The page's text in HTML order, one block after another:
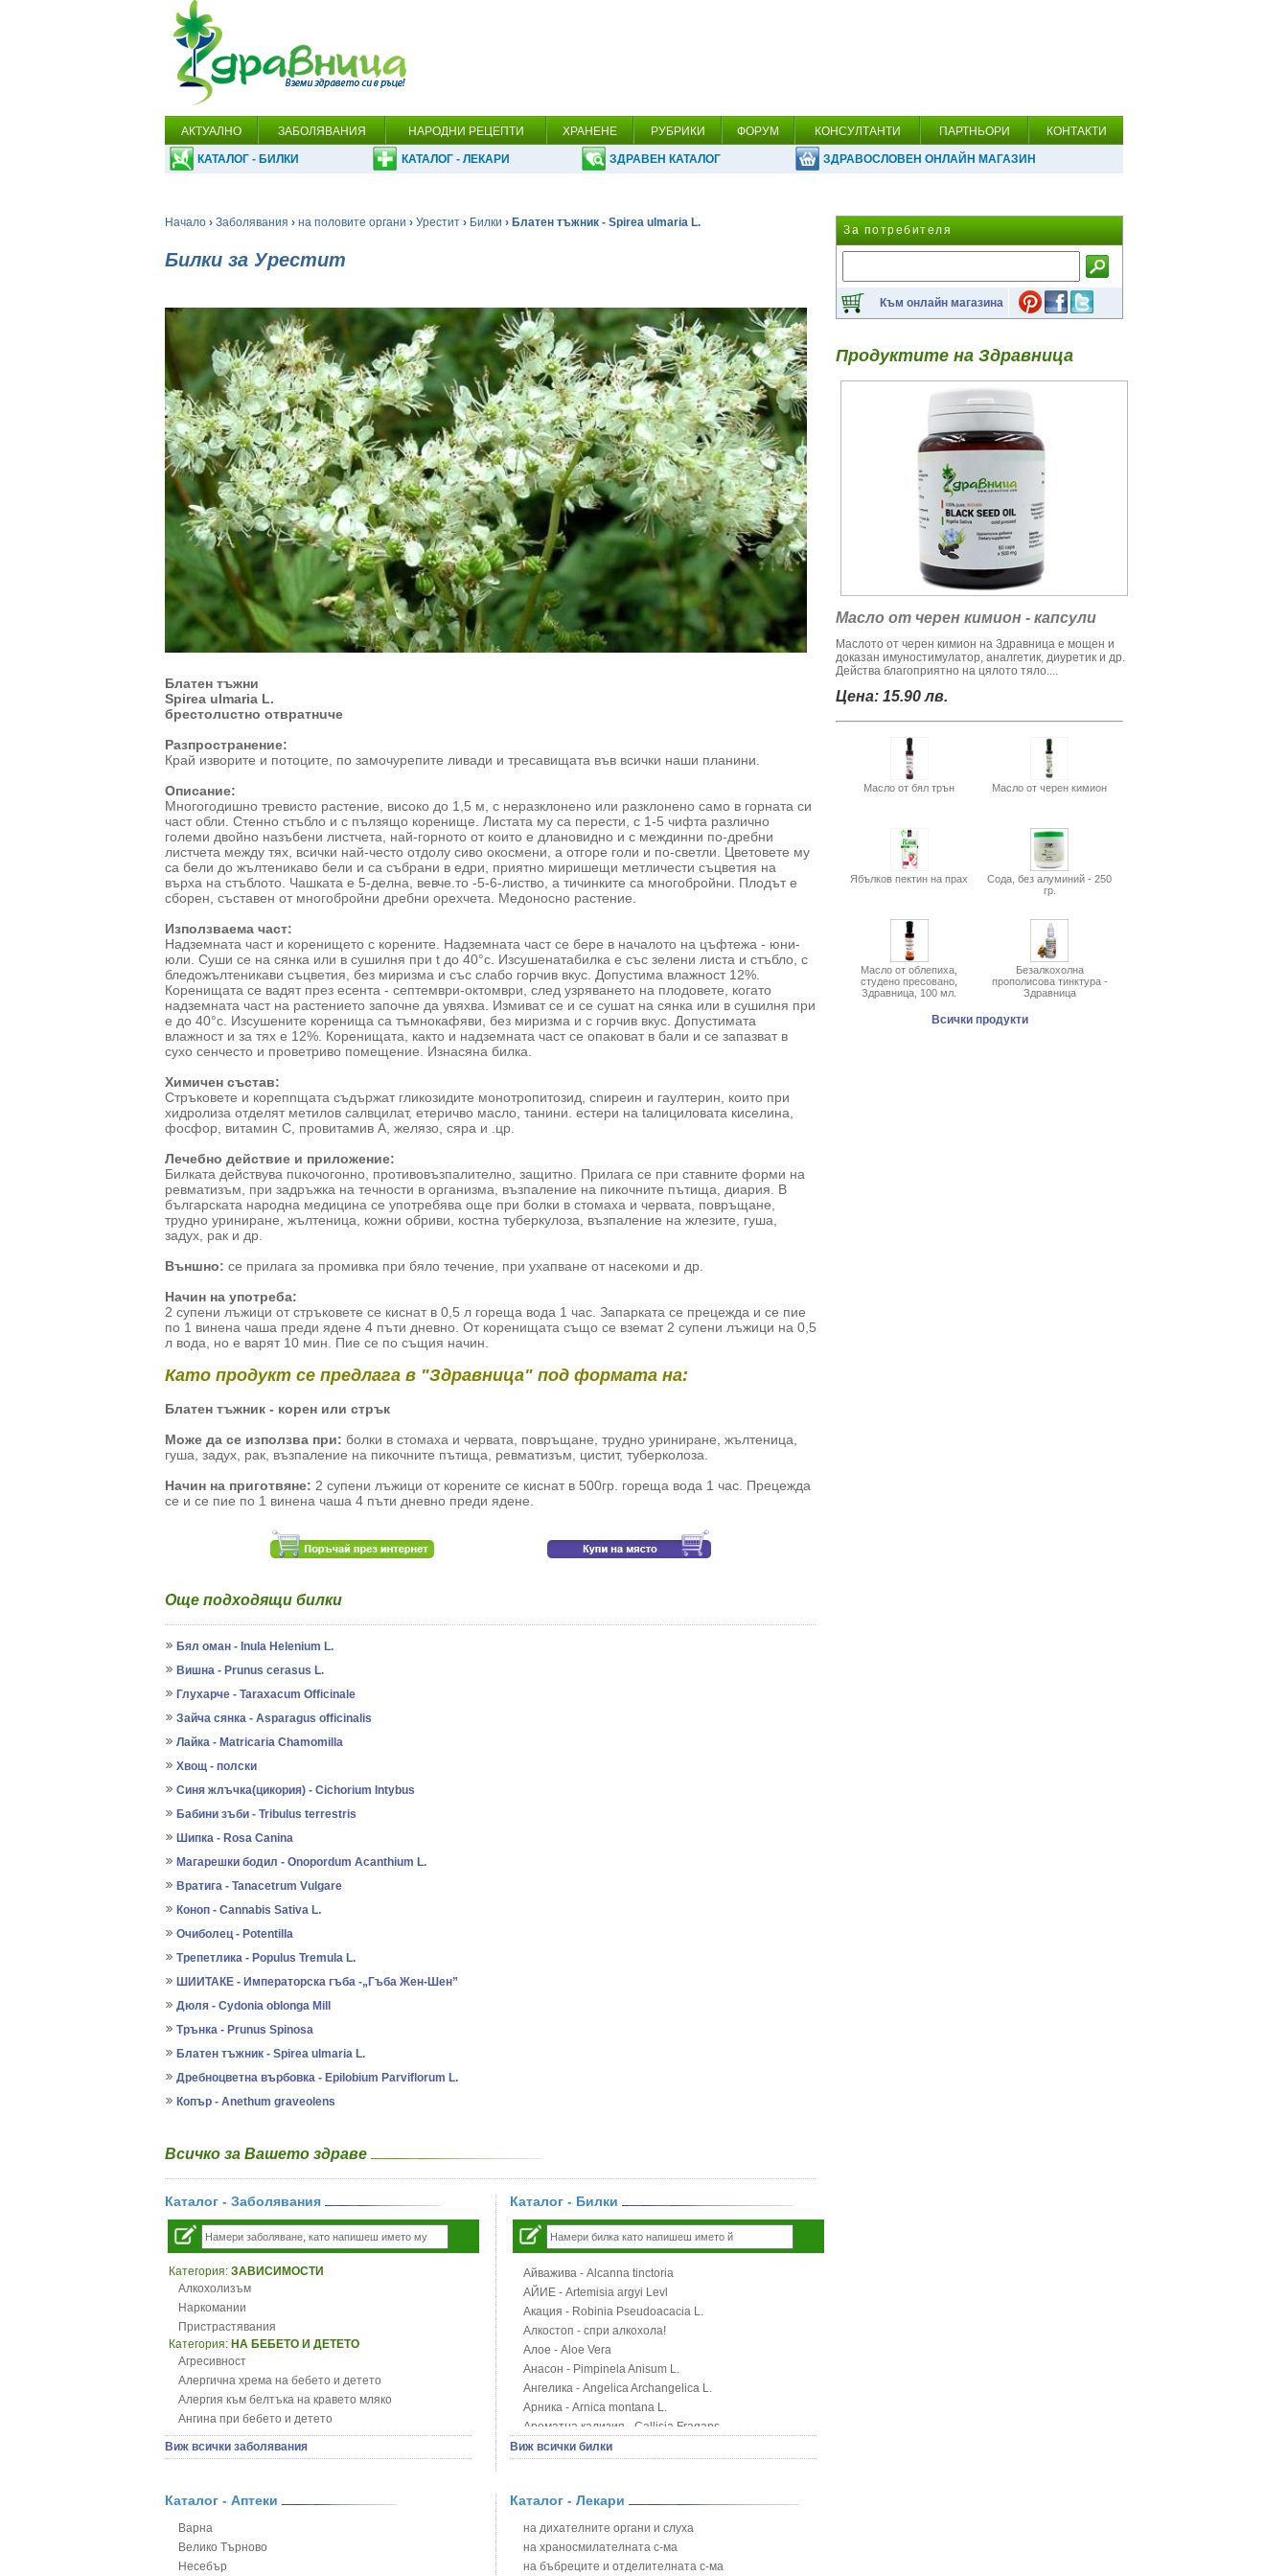
АКТУАЛНО ЗАБОЛЯВАНИЯ НАРОДНИ РЕЦЕПТИ ХРАНЕНЕ РУБРИКИ ФОРУМ КОНСУЛТАНТИ ПАРТНЬОРИ КОНТАКТИ
КАТАЛОГ - БИЛКИ КАТАЛОГ - ЛЕКАРИ ЗДРАВЕН КАТАЛОГ ЗДРАВОСЛОВЕН ОНЛАЙН МАГАЗИН
Начало › Заболявания › на половите органи › Урестит › Билки › Блатен тъжник - Spirea ulmaria L.
Билки за Урестит
Блатен тъжни
Spirea ulmaria L.
брестолuстно отвратнuче
Разпространение:
Край изворите и потоците, по замо­чурепите ливади и тресавищата във всички наши планини.
Описание:
Многогодишно тревисто растение, високо до 1,5 м, с неразклонено или разклонено само в горната си
част обли. Стенно стъбло и с пълзящо коренище. Листата му са перести, с 1-5 чифта различно
големи двойно назъбени листчета, най-горното от които е длановидно и с междинни по-дребни
листчета между тях, всички най-често отдолу сиво окосмени, а отгоре голи и по-светли. Цветовете му
са бели до жълтеникаво бели и са събрани в едри, приятно миришещи метличести съцветия на
върха на стъблото. Чашката е 5-делна, вевче.то -5-6-листво, а тичинките са многобройни. Плодът е
сборен, съставен от многобройни дребни орехчета. Медоносно растение.
Използваема част:
Надземната част и коренището с корените. Надземната част се бере в началото на цъфтежа - юни­
юли. Суши се на сянка или в сушилня при t до 40°с. Изсушенатабилка е със зелени листа и стъбло, с
бледожълтеникави съцветия, без миризма и със слабо горчив вкус. Допустима влажност 12%.
Коренищата се вадят през есента - септември-октомври, след узряването на плодовете, когато
надземната част на растението започне да увяхва. Измиват се и се сушат на сянка или в сушилня при
е до 40°с. Изсушените коренища са тъмнокафяви, без миризма и с горчив вкус. Допустимата
влажност и за тях е 12%. Коренищата, както и надземната част се опаковат в бали и се запазват в
сухо сенчесто и проветриво помещение. Изнасяна билка.
Химичен състав:
Стръковете и корепnщата съдържат гликозидите монотропитозид, сnиреин и гаултерин, които при
хидролиза отделят метилов салвцилат, етеричво масло, танини. естери на tалициловата киселина,
фосфор, витамин С, провитамив А, желязо, сяра и .цр.
Лечебно действие и приложение:
Билката действува пuкочогонно, противовъзпалително, защитно. Прилага се при ставните форми на
ревматизъм, при задръжка на течности в организма, възпаление на пикочните пътища, диария. В
българската народна медицина се употребява още при болки в стомаха и червата, повръщане,
трудно уриниране, жълтеница, кож­ни обриви, костна туберкулоза, възпаление на жлезите, гуша,
задух, рак и др.
Външно: се прилага за промивка при бяло течение, при уха­пване от насекоми и др.
Начин на употреба:
2 супени лъжици от стръковете се киснат в 0,5 л гореща вода 1 час. Запарката се прецежда и се пие
по 1 винена чаша преди ядене 4 пъти дневно. От коренищата също се вземат 2 супени лъжици на 0,5
л вода, но e варят 10 мин. Пие се по същия начин.
Като продукт се предлага в "Здравница" под формата на:
Блатен тъжник - корен или стрък
Може да се използва при: болки в стомаха и червата, повръщане, трудно уриниране, жълтеница,
гуша, задух, рак, възпаление на пикочните пътища, ревматизъм, цистит, туберколоза.
Начин на приготвяне: 2 супени лъжици от корените се киснат в 500гр. гореща вода 1 час. Прецежда
се и се пие по 1 винена чаша 4 пъти дневно преди ядене.
Още подходящи билки
Бял оман - Inula Helenium L.
Вишна - Prunus cerasus L.
Глухарче - Taraxacum Officinale
Зайча сянка - Asparagus officinalis
Лайка - Matricaria Chamomilla
Хвощ - полски
Синя жлъчка(цикория) - Cichorium Intybus
Бабини зъби - Tribulus terrestris
Шипка - Rosa Canina
Магарешки бодил - Onopordum Acanthium L.
Вратига - Tanacetrum Vulgare
Коноп - Cannabis Sativa L.
Очиболец - Potentilla
Трепетлика - Populus Tremula L.
ШИИТАКЕ - Императорска гъба -„Гъба Жен-Шен”
Дюля - Cydonia oblonga Mill
Трънка - Prunus Spinosa
Блатен тъжник - Spirea ulmaria L.
Дребноцветна върбовка - Epilobium Parviflorum L.
Копър - Anethum graveolens
Всичко за Вашето здраве
Каталог - Заболявания
Категория: ЗАВИСИМОСТИ
Алкохолизъм
Наркомании
Пристрастявания
Категория: НА БЕБЕТО И ДЕТЕТО
Агресивност
Алергична хрема на бебето и детето
Алергия към белтъка на кравето мляко
Ангина при бебето и детето
Анемия при бебето и детето
Апетит - пълни деца
Безапетитие при бебето и детето
Бронхит и пневмония при деца
Варицела
Висока температура на бебето и детето
Виж всички заболявания
Каталог - Билки
Айважива - Alcanna tinctoria
АЙИЕ - Artemisia argyi Levl
Акация - Robinia Pseudoacacia L.
Алкостоп - спри алкохола!
Алое - Aloe Vera
Анасон - Pimpinela Anisum L.
Ангелика - Angelica Archangelica L.
Арника - Arnica montana L.
Ароматна кализия - Callisia Fragans
Арония - Sorbus melanocorpa
Блатен аир - Acorus calamus L.
Блатен тъжник - Spirea ulmaria L.
Блян
Бобови шушулки - Phaseolus Vulgaris L.
Виж всички билки
Каталог - Аптеки
Варна
Велико Търново
Несебър
Каталог - Лекари
на дихателните органи и слуха
на храносмилателната с-ма
на бъбреците и отделителната с-ма
За потребителя
Към онлайн магазина
Продуктите на Здравница
Масло от черен кимион - капсули
Маслото от черен кимион на Здравница е мощен и
доказан имуностимулатор, аналгетик, диуретик и др.
Действа благоприятно на цялото тяло....
Цена: 15.90 лв.
Масло от бял трън Масло от черен кимион
Ябълков пектин на прах
Сода, без алуминий - 250
гр.
Масло от облепиха,
студено пресовано,
Здравница, 100 мл.
Безалкохолна
прополисова тинктура -
Здравница
Всички продукти